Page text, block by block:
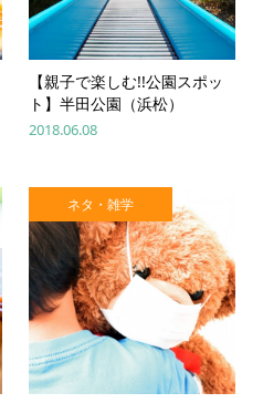
【親子で楽しむ!!公園スポッ
ト】半田公園（浜松）
2018.06.08
ネタ・雑学